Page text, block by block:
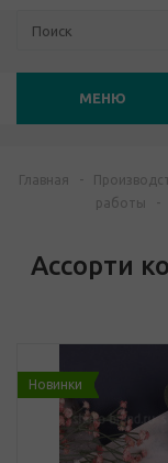
МЕНЮ
Главная -
работы
-
Асcорти
Новинки